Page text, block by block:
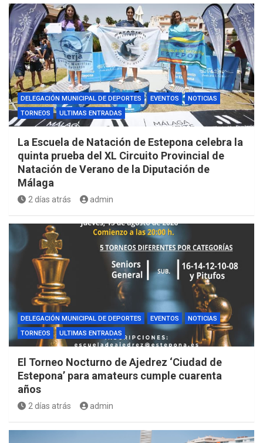
DELEGACIÓN MUNICIPAL DE DEPORTES EVENTOS
NOTICIAS
TORNEOS
ULTIMAS ENTRADAS
La Escuela de Natación de Estepona celebra la
quinta prueba del XL Circuito Provincial de
Natación de Verano de la Diputación de
Málaga
2 días atrás admin
DELEGACIÓN MUNICIPAL DE DEPORTES EVENTOS
NOTICIAS
TORNEOS
ULTIMAS ENTRADAS
El Torneo Nocturno de Ajedrez ‘Ciudad de
Estepona’ para amateurs cumple cuarenta
años
2 días atrás admin